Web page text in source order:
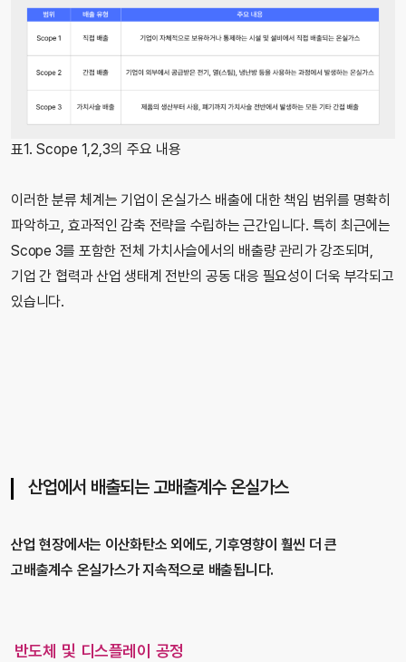
표1. Scope 1,2,3의 주요 내용
이러한 분류 체계는 기업이 온실가스 배출에 대한 책임 범위를 명확히
파악하고, 효과적인 감축 전략을 수립하는 근간입니다. 특히 최근에는
Scope 3를 포함한 전체 가치사슬에서의 배출량 관리가 강조되며,
기업 간 협력과 산업 생태계 전반의 공동 대응 필요성이 더욱 부각되고
있습니다.
산업에서 배출되는 고배출계수 온실가스
산업 현장에서는 이산화탄소 외에도, 기후영향이 훨씬 더 큰
고배출계수 온실가스가 지속적으로 배출됩니다.
반도체 및 디스플레이 공정